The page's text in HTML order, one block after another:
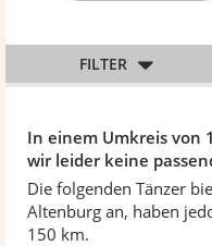
In einem Umkreis von
wir leider keine
Die folgenden Tänzer
Altenburg an, haben
150 km.
FILTER